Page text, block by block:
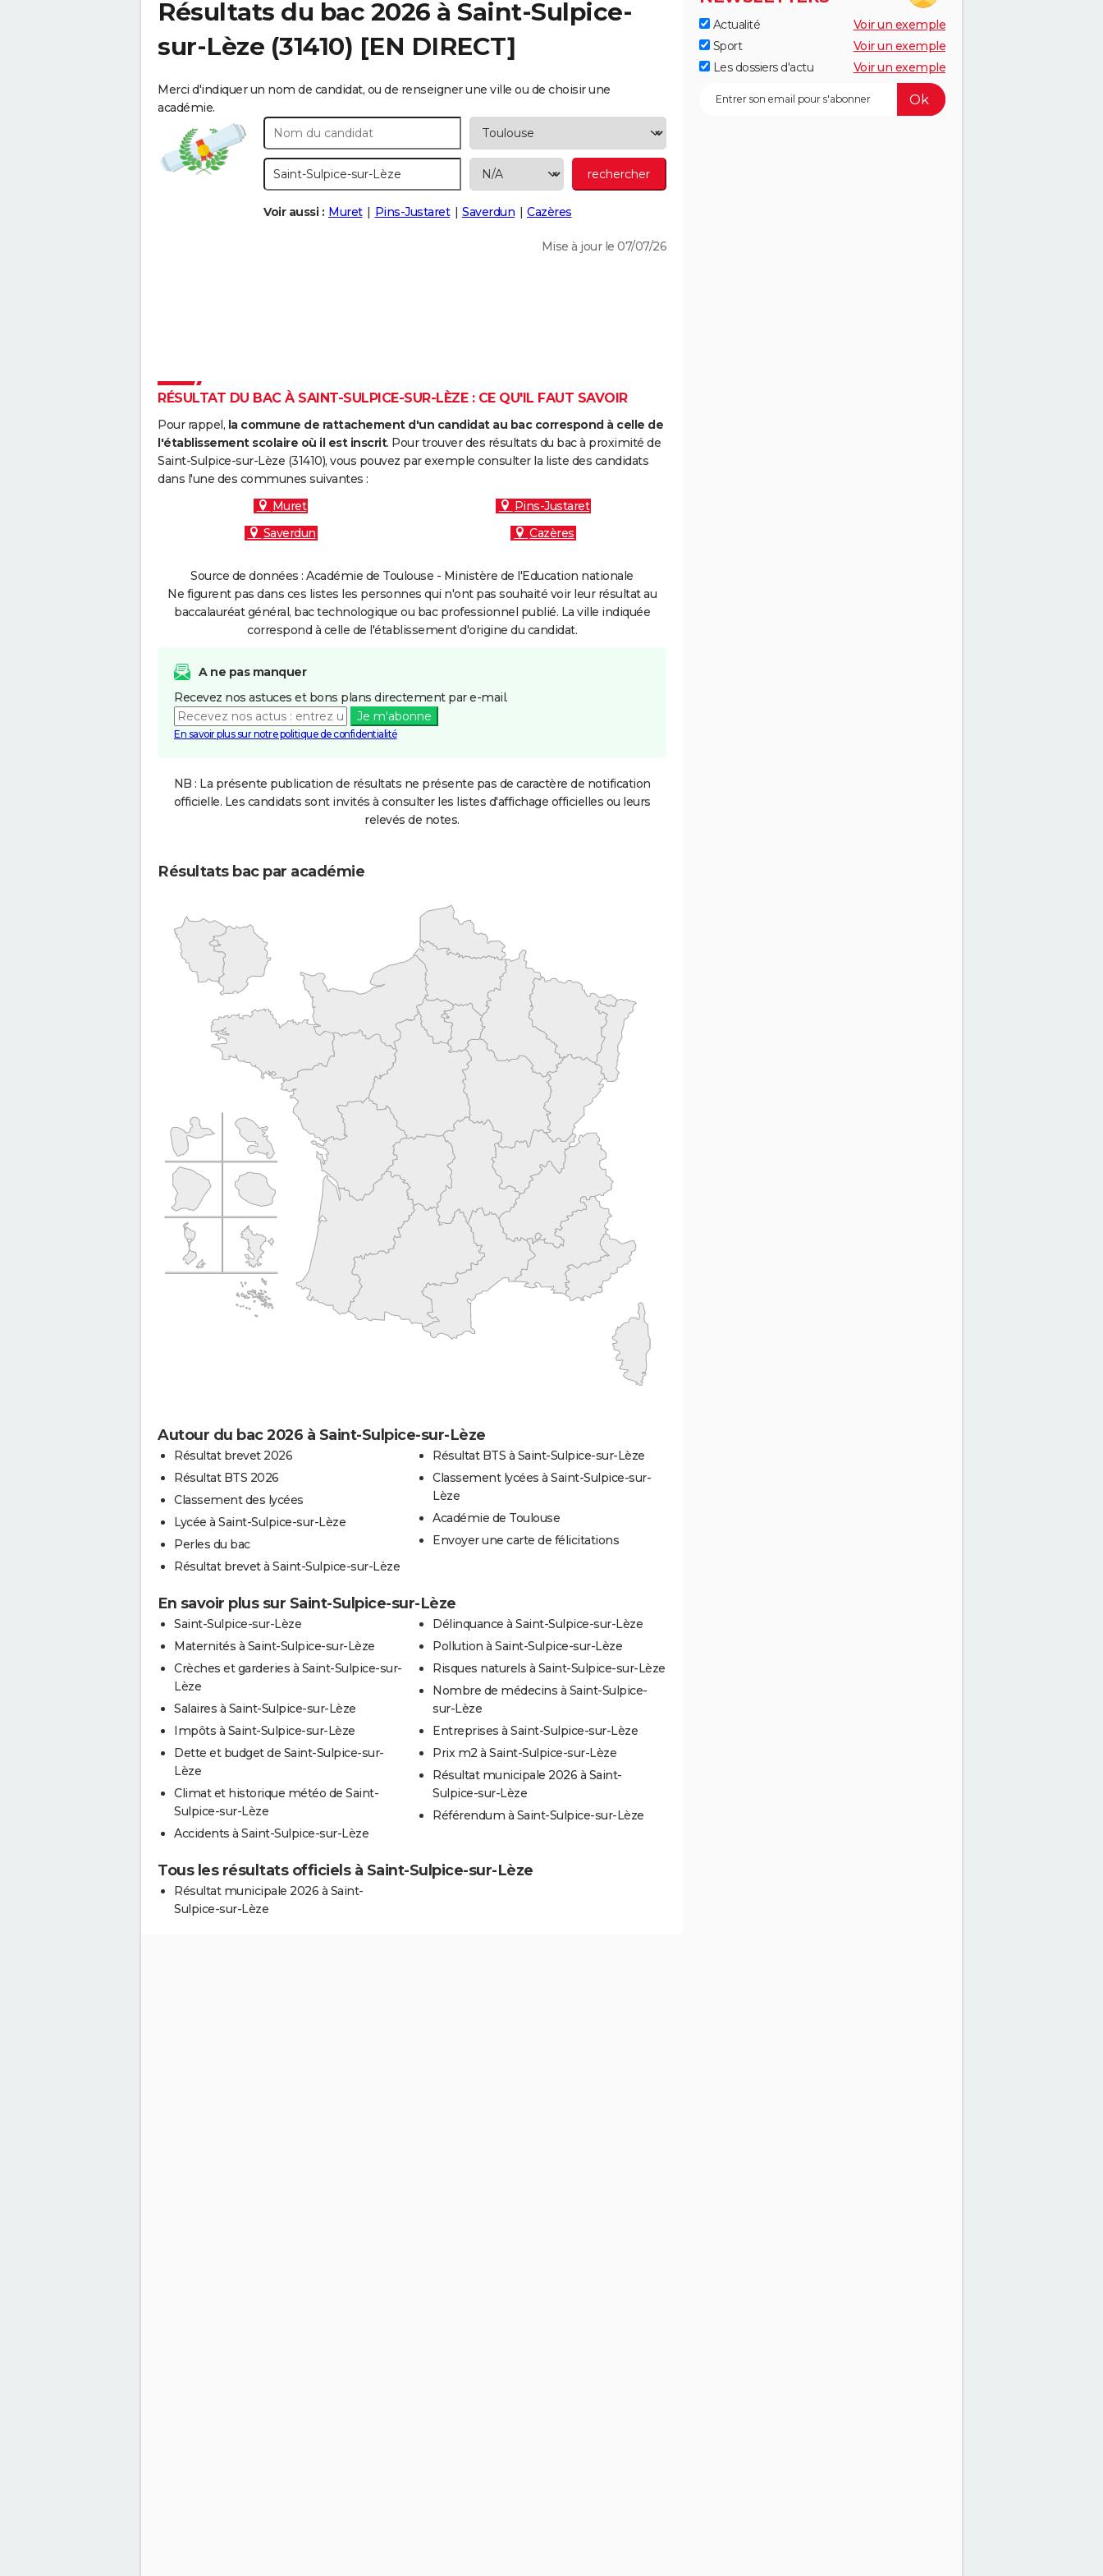
Résultats du bac 2026 à Saint-Sulpice-
sur-Lèze (31410) [EN DIRECT]
Merci d'indiquer un nom de candidat, ou de renseigner une ville ou de choisir une
académie.
Voir aussi : Muret Pins-Justaret Saverdun Cazères
Mise à jour le 07/07/26
RÉSULTAT DU BAC À SAINT-SULPICE-SUR-LÈZE : CE QU'IL FAUT SAVOIR
Pour rappel, la commune de rattachement d'un candidat au bac correspond à celle de
l'établissement scolaire où il est inscrit. Pour trouver des résultats du bac à proximité de
Saint-Sulpice-sur-Lèze (31410), vous pouvez par exemple consulter la liste des candidats
dans l'une des communes suivantes :
Muret
Pins-Justaret
Saverdun
Cazères
Source de données : Académie de Toulouse - Ministère de l'Education nationale
Ne figurent pas dans ces listes les personnes qui n'ont pas souhaité voir leur résultat au
baccalauréat général, bac technologique ou bac professionnel publié. La ville indiquée
correspond à celle de l'établissement d'origine du candidat.
A ne pas manquer
Recevez nos astuces et bons plans directement par e-mail.
Je m'abonne
En savoir plus sur notre politique de confidentialité
NB : La présente publication de résultats ne présente pas de caractère de notification
officielle. Les candidats sont invités à consulter les listes d'affichage officielles ou leurs
relevés de notes.
Résultats bac par académie
Autour du bac 2026 à Saint-Sulpice-sur-Lèze
Résultat brevet 2026
Résultat BTS 2026
Classement des lycées
Lycée à Saint-Sulpice-sur-Lèze
Perles du bac
Résultat brevet à Saint-Sulpice-sur-Lèze
Résultat BTS à Saint-Sulpice-sur-Lèze
Classement lycées à Saint-Sulpice-sur-
Lèze
Académie de Toulouse
Envoyer une carte de félicitations
En savoir plus sur Saint-Sulpice-sur-Lèze
Saint-Sulpice-sur-Lèze
Maternités à Saint-Sulpice-sur-Lèze
Crèches et garderies à Saint-Sulpice-sur-
Lèze
Salaires à Saint-Sulpice-sur-Lèze
Impôts à Saint-Sulpice-sur-Lèze
Dette et budget de Saint-Sulpice-sur-
Lèze
Climat et historique météo de Saint-
Sulpice-sur-Lèze
Accidents à Saint-Sulpice-sur-Lèze
Délinquance à Saint-Sulpice-sur-Lèze
Pollution à Saint-Sulpice-sur-Lèze
Risques naturels à Saint-Sulpice-sur-Lèze
Nombre de médecins à Saint-Sulpice-
sur-Lèze
Entreprises à Saint-Sulpice-sur-Lèze
Prix m2 à Saint-Sulpice-sur-Lèze
Résultat municipale 2026 à Saint-
Sulpice-sur-Lèze
Référendum à Saint-Sulpice-sur-Lèze
Tous les résultats officiels à Saint-Sulpice-sur-Lèze
Résultat municipale 2026 à Saint-
Sulpice-sur-Lèze
Actualité
Voir un exemple
Sport
Voir un exemple
Les dossiers d'actu
Voir un exemple